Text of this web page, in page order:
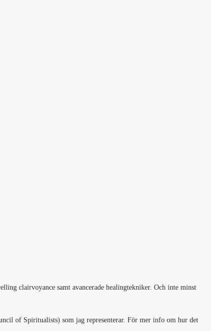
clairvoyance samt avancerade healingtekniker. Och inte minst
of Spiritualists) som jag representerar. För mer info om hur det